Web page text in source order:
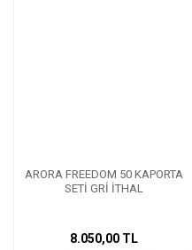
ARORA FREEDOM 50 KAPORTA
SETİ GRİ İTHAL
8.050,00 TL